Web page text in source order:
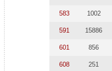
583 1002
591 15886
601 856
608 251